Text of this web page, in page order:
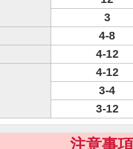
3
4-8
4-12
4-12
3-4
3-12
注意事項